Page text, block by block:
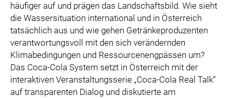
PRESSEKONTAKT
häufiger auf und prägen das Landschaftsbild. Wie sieht
die Wassersituation international und in Österreich
tatsächlich aus und wie gehen Getränkeproduzenten
verantwortungsvoll mit den sich verändernden
Klimabedingungen und Ressourcenengpässen um?
Das Coca-Cola System setzt in Österreich mit der
interaktiven Veranstaltungsserie „Coca-Cola Real Talk“
auf transparenten Dialog und diskutierte am